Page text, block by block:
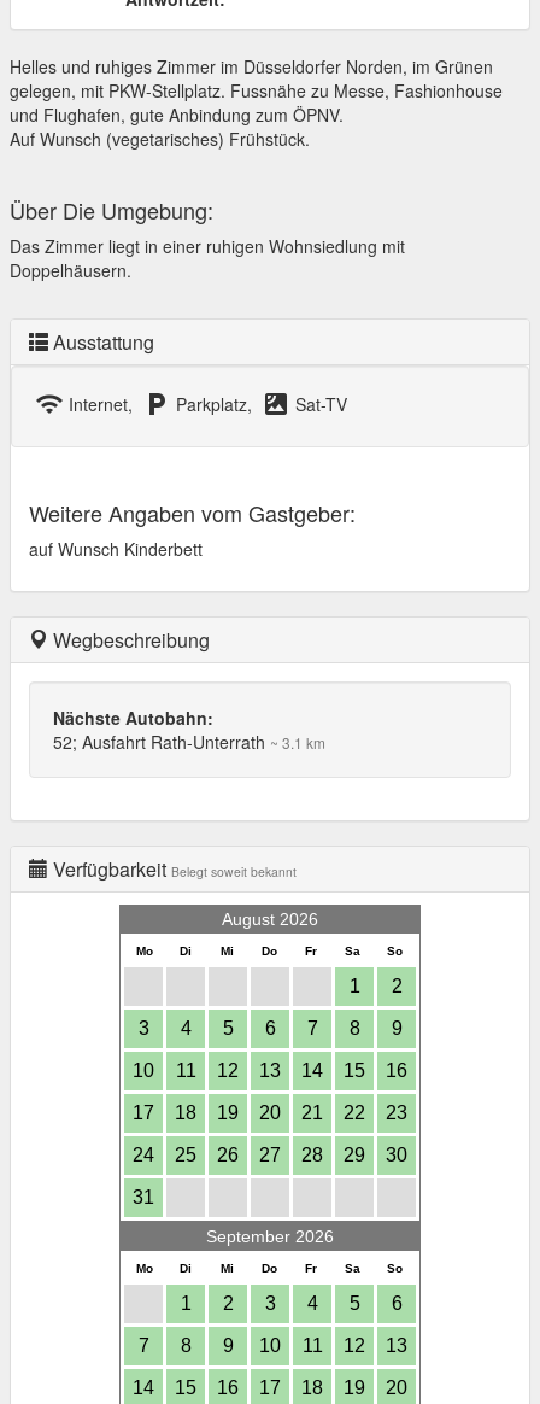
Helles und ruhiges Zimmer im Düsseldorfer Norden, im Grünen
gelegen, mit PKW-Stellplatz. Fussnähe zu Messe, Fashionhouse
und Flughafen, gute Anbindung zum ÖPNV.
Auf Wunsch (vegetarisches) Frühstück.
Über Die Umgebung:
Das Zimmer liegt in einer ruhigen Wohnsiedlung mit
Doppelhäusern.
Ausstattung
wifi Internet, local_parking Parkplatz, satellite Sat-TV
Weitere Angaben vom Gastgeber:
auf Wunsch Kinderbett
Wegbeschreibung
Nächste Autobahn:
52; Ausfahrt Rath-Unterrath ~ 3.1 km
Verfügbarkeit Belegt soweit bekannt
August 2026
Mo Di Mi Do Fr Sa So
1 2
3 4 5 6 7 8 9
10 11 12 13 14 15 16
17 18 19 20 21 22 23
24 25 26 27 28 29 30
31
September 2026
Mo Di Mi Do Fr Sa So
1 2 3 4 5 6
7 8 9 10 11 12 13
14 15 16 17 18 19 20